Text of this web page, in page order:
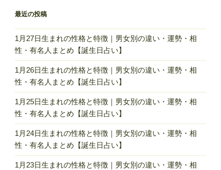
最近の投稿
1月27日生まれの性格と特徴｜男女別の違い・運勢・相
性・有名人まとめ【誕生日占い】
1月26日生まれの性格と特徴｜男女別の違い・運勢・相
性・有名人まとめ【誕生日占い】
1月25日生まれの性格と特徴｜男女別の違い・運勢・相
性・有名人まとめ【誕生日占い】
1月24日生まれの性格と特徴｜男女別の違い・運勢・相
性・有名人まとめ【誕生日占い】
1月23日生まれの性格と特徴｜男女別の違い・運勢・相